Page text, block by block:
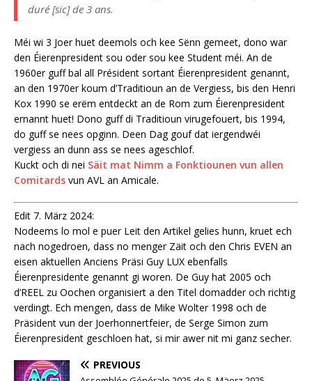
duré [sic] de 3 ans.
Méi wi 3 Joer huet deemols och kee Sënn gemeet, dono war
den Éierenpresident sou oder sou kee Student méi. An de
1960er guff bal all Président sortant Éierenpresident genannt,
an den 1970er koum d’Traditioun an de Vergiess, bis den Henri
Kox 1990 se erëm entdeckt an de Rom zum Éierenpresident
ernannt huet! Dono guff di Traditioun virugefouert, bis 1994,
do guff se nees opginn. Deen Dag gouf dat iergendwéi
vergiess an dunn ass se nees ageschlof.
Kuckt och di nei Säit mat Nimm a Fonktiounen vun allen
Comitards vun AVL an Amicale.
Edit 7. März 2024:
Nodeems lo mol e puer Leit den Artikel gelies hunn, kruet ech
nach nogedroen, dass no menger Zäit och den Chris EVEN an
eisen aktuellen Anciens Präsi Guy LUX ebenfalls
Éierenpresidente genannt gi woren. De Guy hat 2005 och
d’REEL zu Oochen organisiert a den Titel domadder och richtig
verdingt. Ech mengen, dass de Mike Wolter 1998 och de
Präsident vun der Joerhonnertfeier, de Serge Simon zum
Éierenpresident geschloen hat, si mir awer nit mi ganz secher.
PREVIOUS